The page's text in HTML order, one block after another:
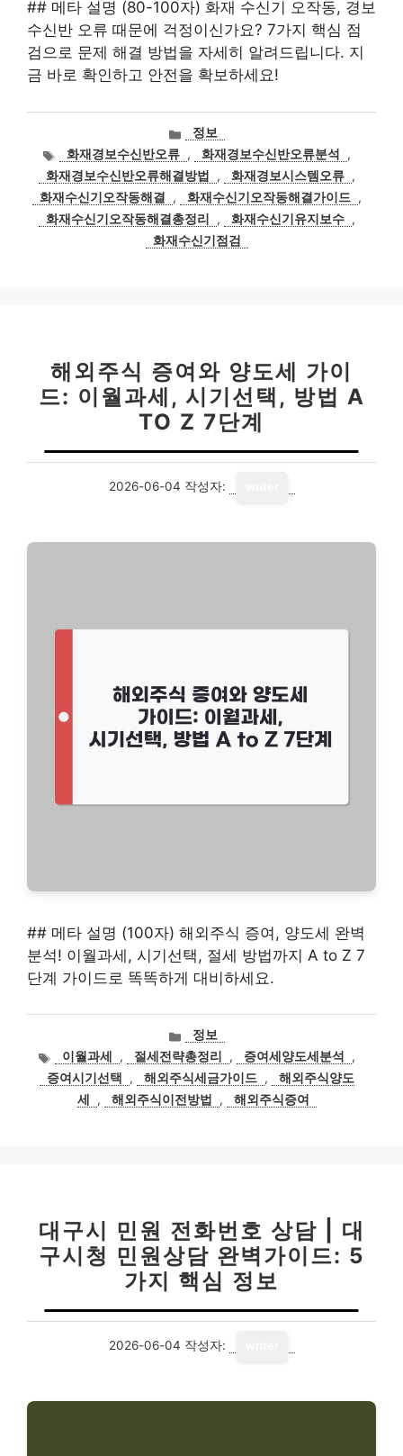
## 메타 설명 (80-100자) 화재 수신기 오작동, 경보
수신반 오류 때문에 걱정이신가요? 7가지 핵심 점
검으로 문제 해결 방법을 자세히 알려드립니다. 지
금 바로 확인하고 안전을 확보하세요!
카
고
리
정보
태
그
화재경보수신반오류 , 화재경보수신반오류분석
,
화재경보수신반오류해결방법
, 화재경보시스템오류 ,
화재수신기오작동해결
, 화재수신기오작동해결가이드 ,
화재수신기오작동해결총정리
, 화재수신기유지보수 ,
화재수신기점검
해외주식 증여와 양도세 가이
드: 이월과세, 시기선택, 방법 A
TO Z 7단계
2026-06-04 작성자:
## 메타 설명 (100자) 해외주식 증여, 양도세 완벽
분석! 이월과세, 시기선택, 절세 방법까지 A to Z 7
단계 가이드로 똑똑하게 대비하세요.
카
테
고
리
정보
태
그
이월과세 , 절세전략총정리 , 증여세양도세분석
,
증여시기선택
, 해외주식세금가이드 ,
해외주식양도
세
, 해외주식이전방법 , 해외주식증여
대구시 민원 전화번호 상담 | 대
구시청 민원상담 완벽가이드: 5
가지 핵심 정보
2026-06-04 작성자: